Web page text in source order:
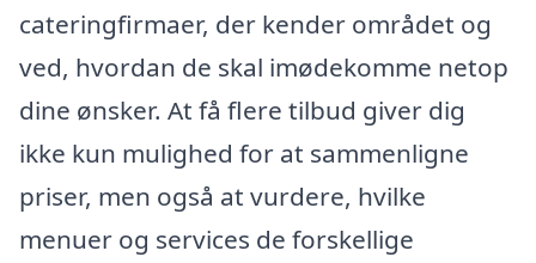
cateringfirmaer, der kender området og
ved, hvordan de skal imødekomme netop
dine ønsker. At få flere tilbud giver dig
ikke kun mulighed for at sammenligne
priser, men også at vurdere, hvilke
menuer og services de forskellige